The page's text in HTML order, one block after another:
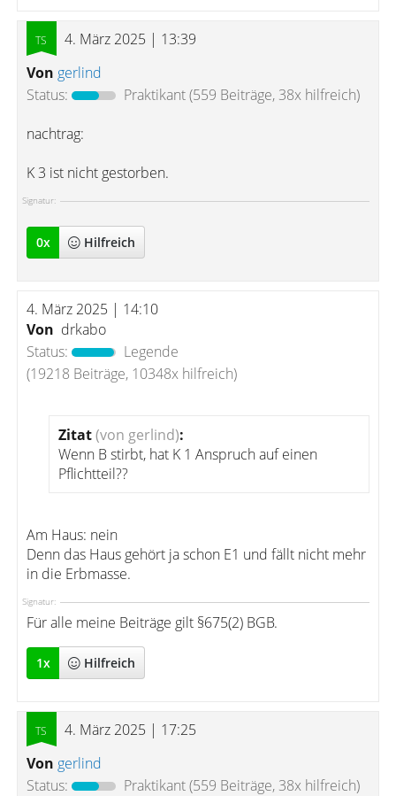
4. März 2025 | 13:39
Von gerlind
Status:
Praktikant(559 Beiträge, 38x hilfreich)
nachtrag:
K 3 ist nicht gestorben.
Signatur:
0x Hilfreich
4. März 2025 | 14:10
Von drkabo
Status:
Legende
(19218 Beiträge, 10348x hilfreich)
Zitat(von gerlind):
Wenn B stirbt, hat K 1 Anspruch auf einen
Pflichtteil??
Am Haus: nein
Denn das Haus gehört ja schon E1 und fällt nicht mehr
in die Erbmasse.
Signatur:
Für alle meine Beiträge gilt §675(2) BGB.
1x Hilfreich
4. März 2025 | 17:25
Von gerlind
Status:
Praktikant(559 Beiträge, 38x hilfreich)